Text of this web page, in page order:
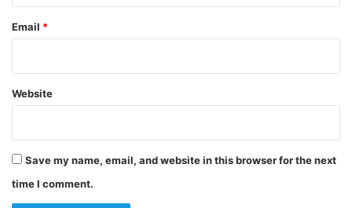
Email *
Website
Save my name, email, and website in this browser for the next
time I comment.